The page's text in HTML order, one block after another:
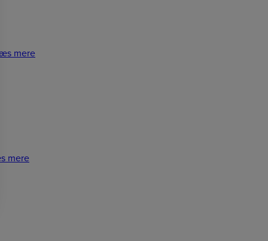
mere
mere